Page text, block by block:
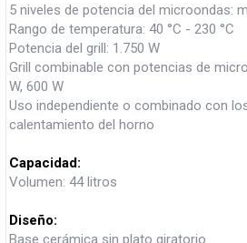
5 niveles de potencia del microondas:
Rango de temperatura: 40 °C - 230 °C
Potencia del grill: 1.750 W
Grill combinable con potencias de
W, 600 W
Uso independiente o combinado con
calentamiento del horno
Capacidad:
Volumen: 44 litros
Diseño:
Base cerámica sin plato giratorio